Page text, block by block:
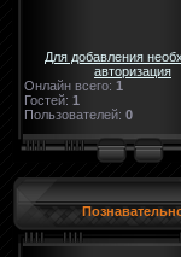
Для добавления
авторизация
Онлайн всего: 1
Гостей: 1
Пользователей: 0